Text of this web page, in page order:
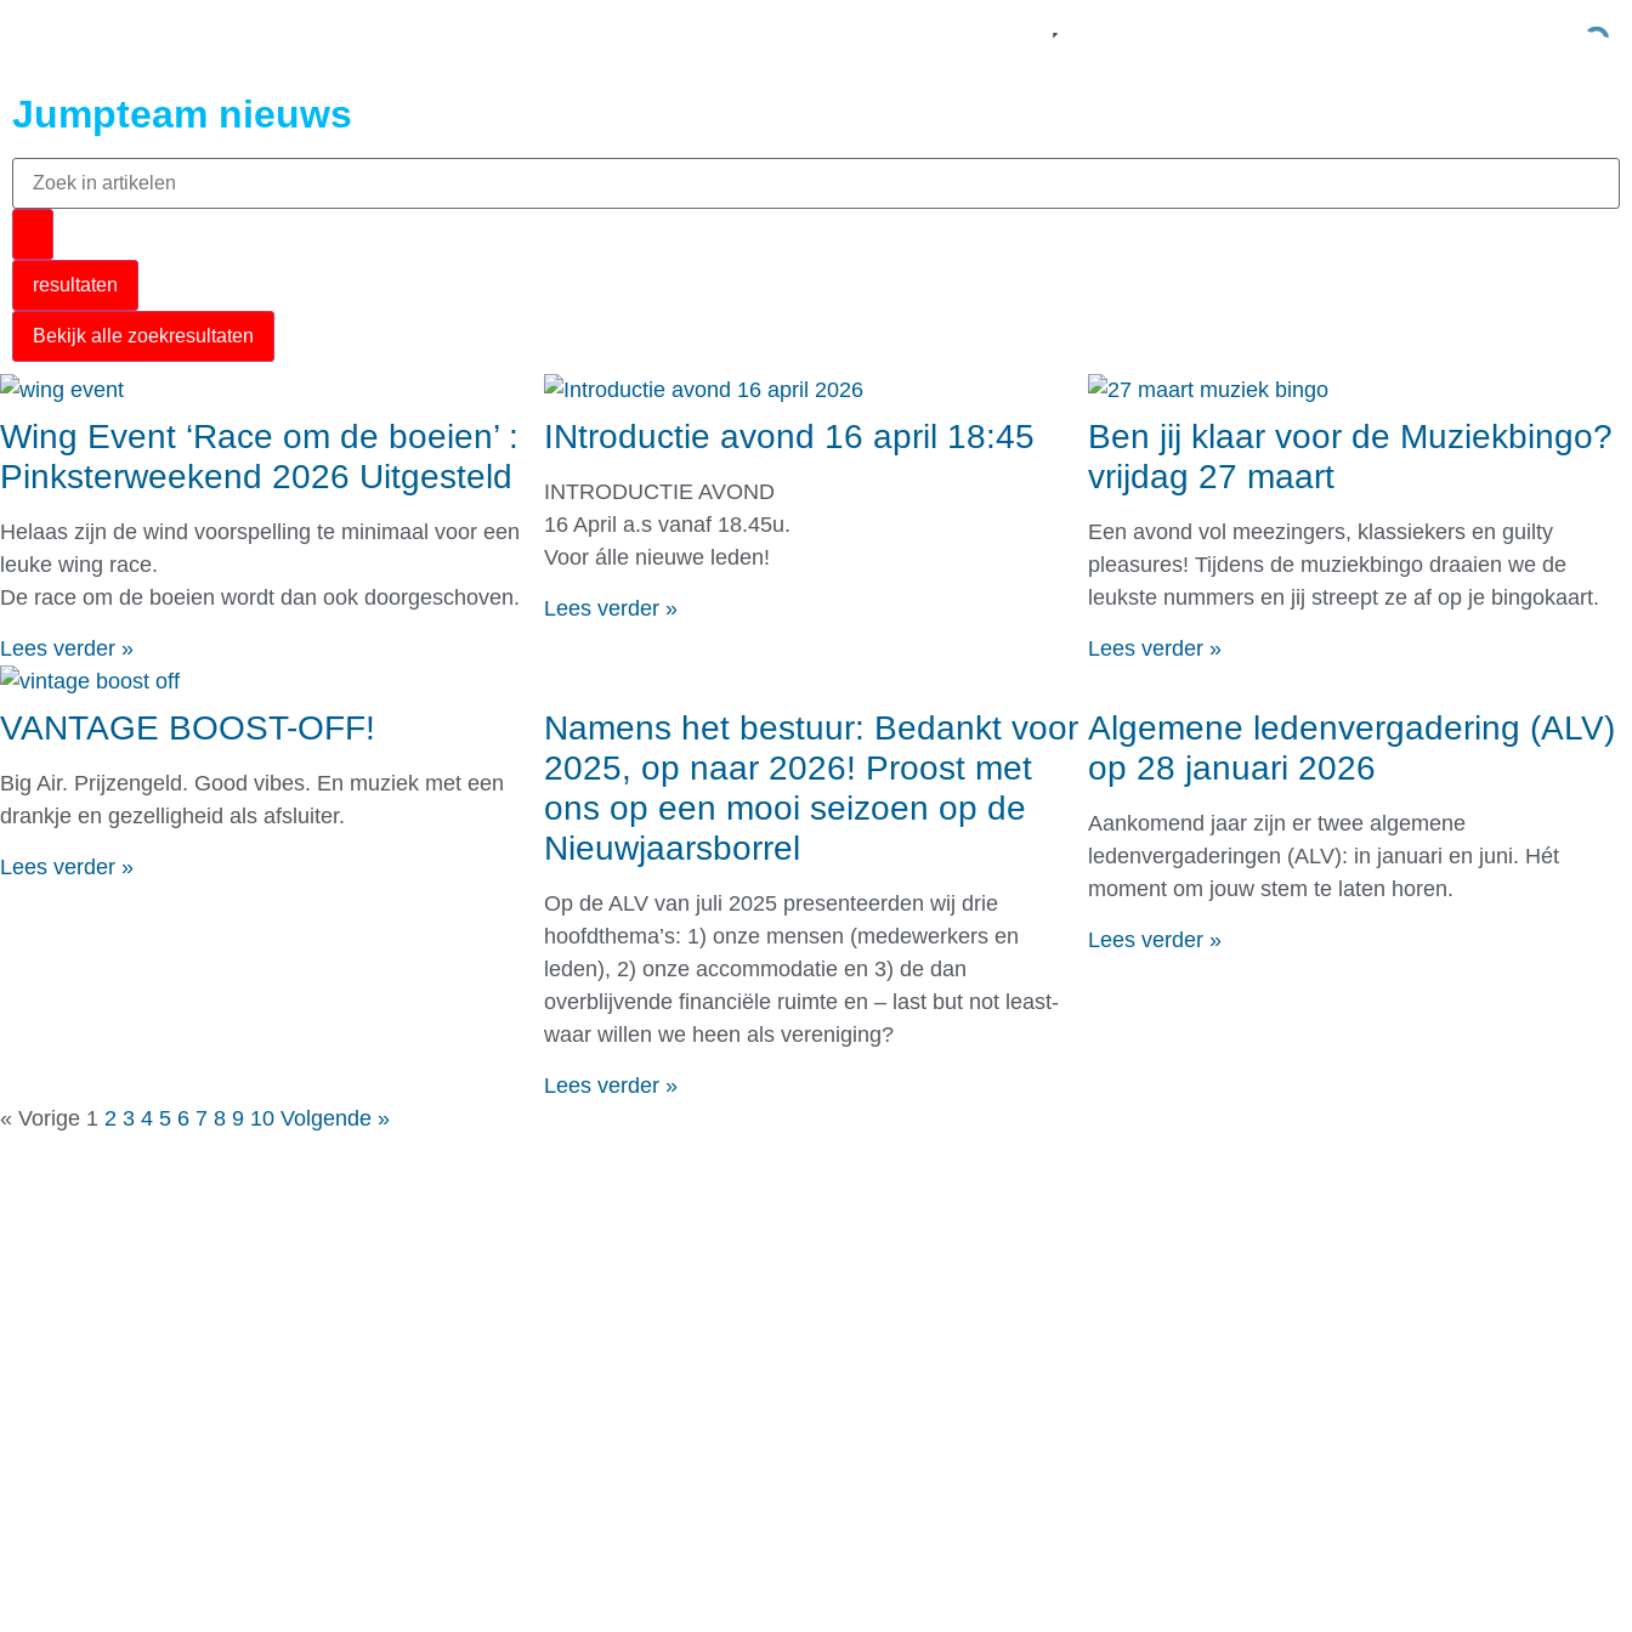
Nieuws
Jumpteam nieuws
resultaten
Bekijk alle zoekresultaten
Wing Event ‘Race om de boeien’ :
Pinksterweekend 2026 Uitgesteld
Helaas zijn de wind voorspelling te minimaal voor een
leuke wing race.
De race om de boeien wordt dan ook doorgeschoven.
Lees verder »
INtroductie avond 16 april 18:45
INTRODUCTIE AVOND
16 April a.s vanaf 18.45u.
Voor álle nieuwe leden!
Lees verder »
Ben jij klaar voor de Muziekbingo?
vrijdag 27 maart
Een avond vol meezingers, klassiekers en guilty
pleasures! Tijdens de muziekbingo draaien we de
leukste nummers en jij streept ze af op je bingokaart.
Lees verder »
VANTAGE BOOST-OFF!
Big Air. Prijzengeld. Good vibes. En muziek met een
drankje en gezelligheid als afsluiter.
Lees verder »
Namens het bestuur: Bedankt voor
2025, op naar 2026! Proost met
ons op een mooi seizoen op de
Nieuwjaarsborrel
Op de ALV van juli 2025 presenteerden wij drie
hoofdthema’s: 1) onze mensen (medewerkers en
leden), 2) onze accommodatie en 3) de dan
overblijvende financiële ruimte en – last but not least-
waar willen we heen als vereniging?
Lees verder »
Algemene ledenvergadering (ALV)
op 28 januari 2026
Aankomend jaar zijn er twee algemene
ledenvergaderingen (ALV): in januari en juni. Hét
moment om jouw stem te laten horen.
Lees verder »
« Vorige 1 2 3 4 5 6 7 8 9 10 Volgende »